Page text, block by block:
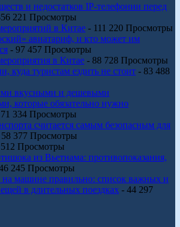
и недостатков IP-телефонии перед
221 Просмотры
в Китае - 111 220 Просмотры
авиатариф, и кто может им
- 97 457 Просмотры
в Китае - 88 728 Просмотры
куда туристам ездить не стоит - 83 488
вкусными и дешевыми
которые обязательно нужно
334 Просмотры
считается самым безопасным для
377 Просмотры
Просмотры
из Вьетнама: противопоказания,
245 Просмотры
на машине правильно: список важных и
в длительных поездках - 44 297